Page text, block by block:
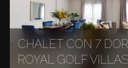
CHALET CON 7
ROYAL GOLF VILLAS